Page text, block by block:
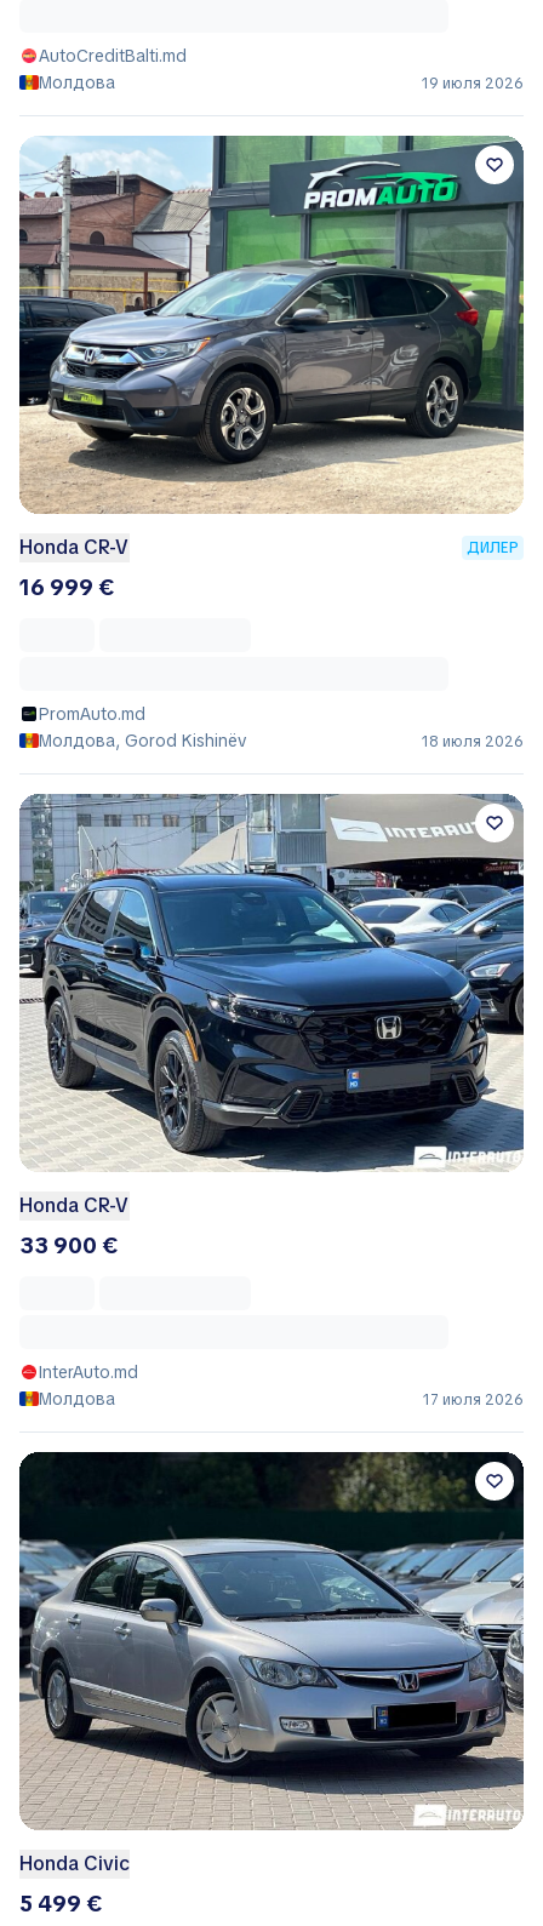
AutoCreditBalti.md
Молдова
19 июля 2026
Honda CR-V ДИЛЕР
16 999 €
PromAuto.md
Молдова, Gorod Kishinëv
18 июля 2026
Honda CR-V
33 900 €
InterAuto.md
Молдова
17 июля 2026
Honda Civic
5 499 €